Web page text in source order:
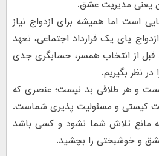
یعنی مدیریت عشق.
است اما همیشه برای ازدواج نیاز
پای یک قرارداد اجتماعی، تعهد
از انتخاب همسر، حسابگری جدی
نظر بگیریم.
و هر طلاقی بد نیست؛ عنصری که
کیستی و مسئولیت پذیری شماست.
مانع تلاش شما نشود و کسی باشد
و خوشبختی را بچشید.